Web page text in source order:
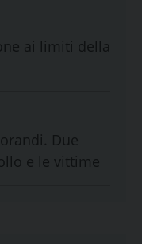
ai limiti della
Due
e le vittime